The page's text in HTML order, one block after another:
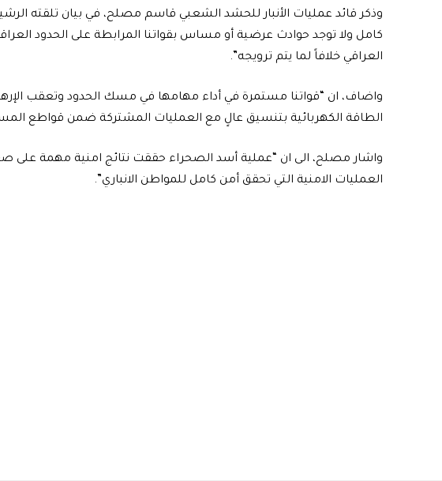
وذكر قائد عمليات الأنبار للحشد الشعبي قاسم مصلح، في بيان تلقته
كامل ولا توجد حوادث عرضية أو مساس بقواتنا المرابطة على الحدود
العراقي خلافاً لما يتم ترويجه”.
واضاف، ان “قواتنا مستمرة في أداء مهامها في مسك الحدود وتعقب
الطاقة الكهربائية بتنسيق عالٍ مع العمليات المشتركة ضمن قواطع
واشار مصلح، الى ان “عملية أسد الصحراء حققت نتائج امنية مهمة على
العمليات الامنية التي تحقق أمن كامل للمواطن الانباري”.